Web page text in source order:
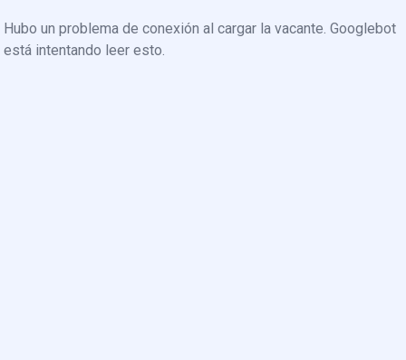
Hubo un problema de conexión al cargar la vacante. Googlebot
está intentando leer esto.